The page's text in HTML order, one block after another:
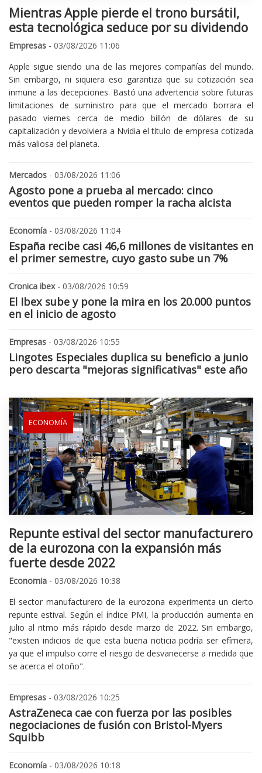
Mientras Apple pierde el trono bursátil,
esta tecnológica seduce por su dividendo
Empresas - 03/08/2026 11:06
Apple sigue siendo una de las mejores compañías del mundo.
Sin embargo, ni siquiera eso garantiza que su cotización sea
inmune a las decepciones. Bastó una advertencia sobre futuras
limitaciones de suministro para que el mercado borrara el
pasado viernes cerca de medio billón de dólares de su
capitalización y devolviera a Nvidia el título de empresa cotizada
más valiosa del planeta.
Mercados - 03/08/2026 11:06
Agosto pone a prueba al mercado: cinco
eventos que pueden romper la racha alcista
Economía - 03/08/2026 11:04
España recibe casi 46,6 millones de visitantes en
el primer semestre, cuyo gasto sube un 7%
Cronica ibex- 03/08/2026 10:59
El Ibex sube y pone la mira en los 20.000 puntos
en el inicio de agosto
Empresas - 03/08/2026 10:55
Lingotes Especiales duplica su beneficio a junio
pero descarta "mejoras significativas" este año
ECONOMÍA
Repunte estival del sector manufacturero
de la eurozona con la expansión más
fuerte desde 2022
Economia - 03/08/2026 10:38
El sector manufacturero de la eurozona experimenta un cierto
repunte estival. Según el índice PMI, la producción aumenta en
julio al ritmo más rápido desde marzo de 2022. Sin embargo,
"existen indicios de que esta buena noticia podría ser efímera,
ya que el impulso corre el riesgo de desvanecerse a medida que
se acerca el otoño".
Empresas - 03/08/2026 10:25
AstraZeneca cae con fuerza por las posibles
negociaciones de fusión con Bristol-Myers
Squibb
Economía - 03/08/2026 10:18